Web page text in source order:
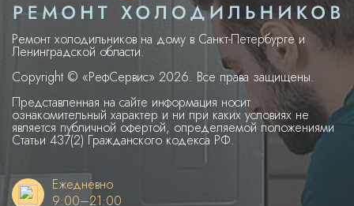
Ремонт холодильников на дому в Санкт-Петербурге и
Ленинградской области.
Copyright © «РефСервис» 2026. Все права защищены.
Представленная на сайте информация носит
ознакомительный характер и ни при каких условиях не
является публичной офертой, определяемой положениями
Статьи 437(2) Гражданского кодекса РФ.
Ежедневно
9:00–21:00